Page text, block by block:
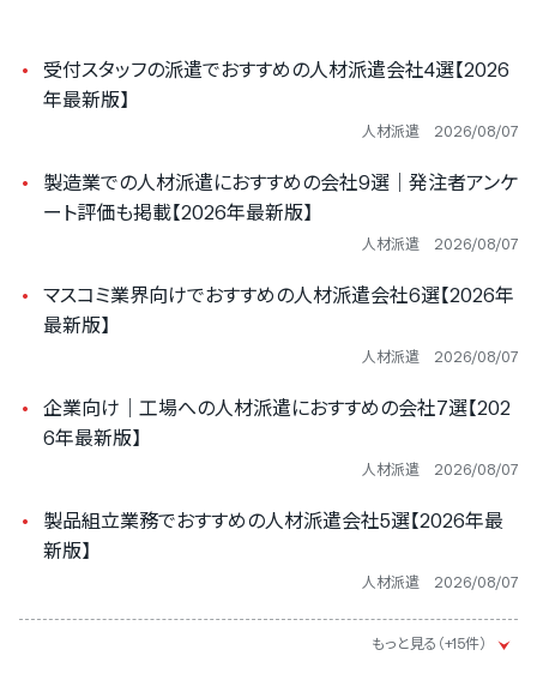
受付スタッフの派遣でおすすめの人材派遣会社4選【2026
年最新版】
人材派遣 2026/08/07
製造業での人材派遣におすすめの会社9選｜発注者アンケ
ート評価も掲載【2026年最新版】
人材派遣 2026/08/07
マスコミ業界向けでおすすめの人材派遣会社6選【2026年
最新版】
人材派遣 2026/08/07
企業向け｜工場への人材派遣におすすめの会社7選【202
6年最新版】
人材派遣 2026/08/07
製品組立業務でおすすめの人材派遣会社5選【2026年最
新版】
人材派遣 2026/08/07